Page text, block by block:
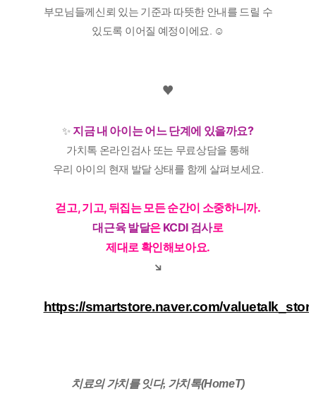
부모님들께신뢰 있는 기준과 따뜻한 안내를 드릴 수
있도록 이어질 예정이에요. ☺️
♥️
✨ 지금 내 아이는 어느 단계에 있을까요?
가치톡 온라인검사 또는 무료상담을 통해
우리 아이의 현재 발달 상태를 함께 살펴보세요.
걷고, 기고, 뒤집는 모든 순간이 소중하니까.
대근육 발달은KCDI 검사로
제대로 확인해보아요.
↘️
https://smartstore.naver.com/
치료의 가치를 잇다, 가치톡(HomeT)